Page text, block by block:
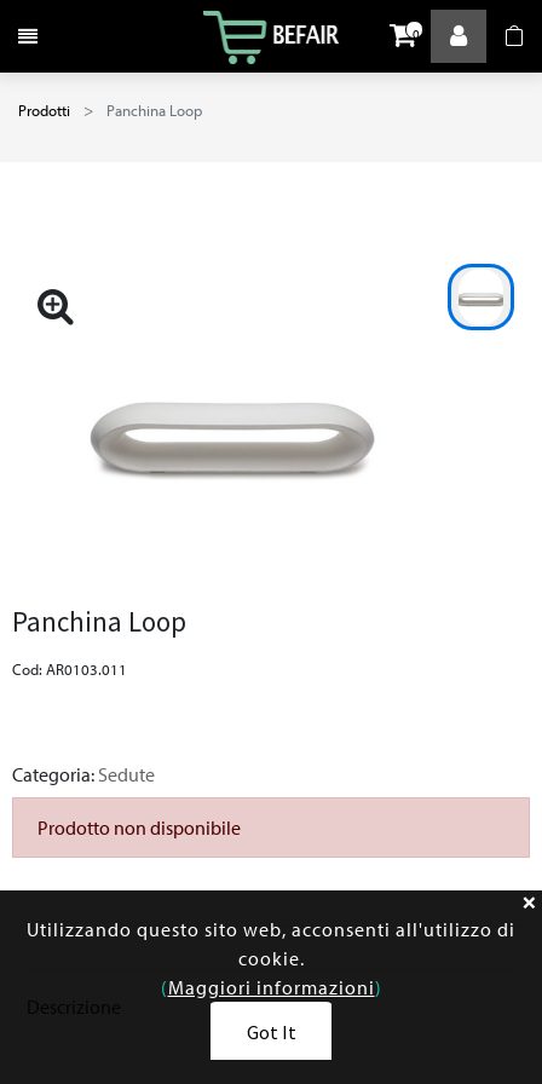
Attiva / disattiva la navigazione 0
Prodotti Panchina Loop
Panchina Loop
Cod: AR0103.011
Categoria: Sedute
Prodotto non disponibile
Utilizzando questo sito web, acconsenti all'utilizzo di
cookie.
(Maggiori informazioni)
Got It